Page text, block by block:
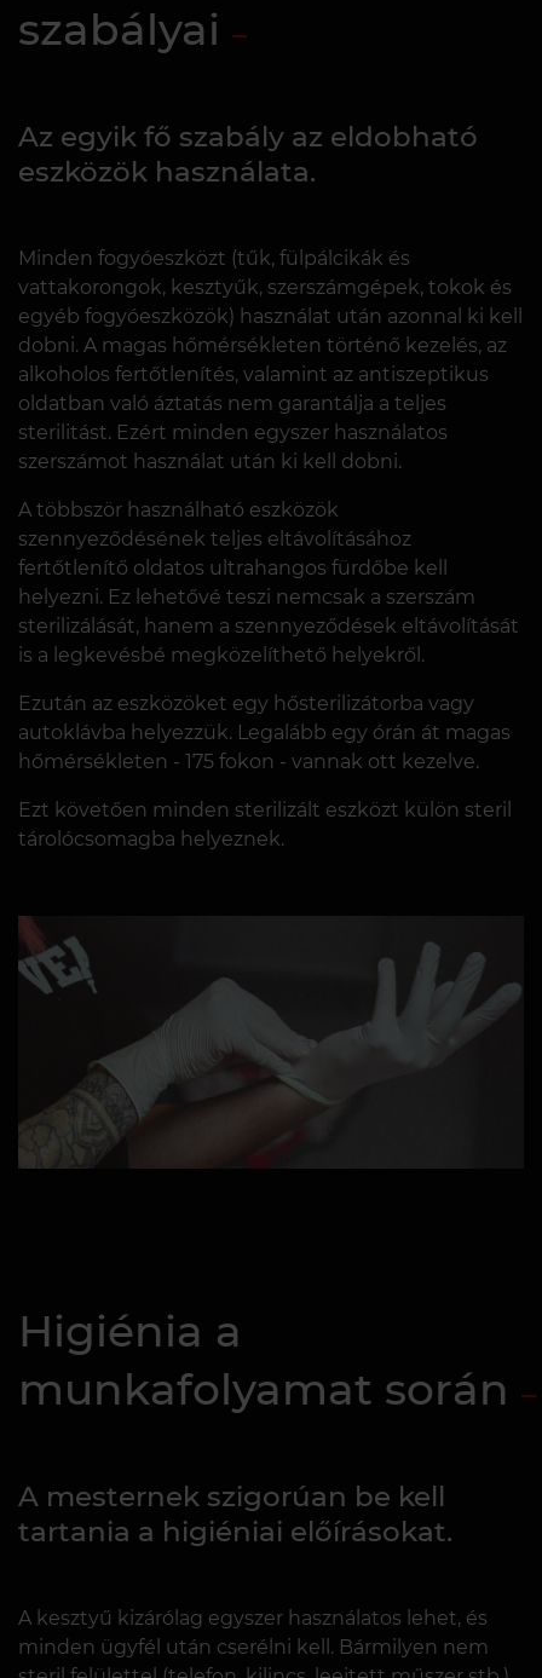
szabályai
Az egyik fő szabály az eldobható
eszközök használata.
Minden fogyóeszközt (tűk, fülpálcikák és
vattakorongok, kesztyűk, szerszámgépek, tokok és
egyéb fogyóeszközök) használat után azonnal ki kell
dobni. A magas hőmérsékleten történő kezelés, az
alkoholos fertőtlenítés, valamint az antiszeptikus
oldatban való áztatás nem garantálja a teljes
sterilitást. Ezért minden egyszer használatos
szerszámot használat után ki kell dobni.
A többször használható eszközök
szennyeződésének teljes eltávolításához
fertőtlenítő oldatos ultrahangos fürdőbe kell
helyezni. Ez lehetővé teszi nemcsak a szerszám
sterilizálását, hanem a szennyeződések eltávolítását
is a legkevésbé megközelíthető helyekről.
Ezután az eszközöket egy hősterilizátorba vagy
autoklávba helyezzük. Legalább egy órán át magas
hőmérsékleten - 175 fokon - vannak ott kezelve.
Ezt követően minden sterilizált eszközt külön steril
tárolócsomagba helyeznek.
Higiénia a
munkafolyamat során
A mesternek szigorúan be kell
tartania a higiéniai előírásokat.
A kesztyű kizárólag egyszer használatos lehet, és
minden ügyfél után cserélni kell. Bármilyen nem